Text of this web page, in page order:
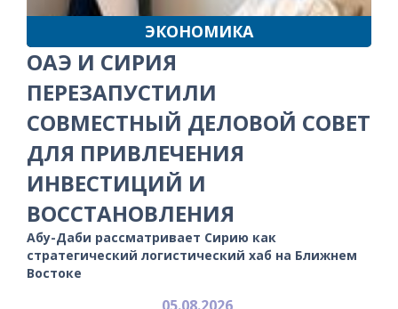
ЭКОНОМИКА
ОАЭ И СИРИЯ
ПЕРЕЗАПУСТИЛИ
СОВМЕСТНЫЙ ДЕЛОВОЙ СОВЕТ
ДЛЯ ПРИВЛЕЧЕНИЯ
ИНВЕСТИЦИЙ И
ВОССТАНОВЛЕНИЯ
Абу-Даби рассматривает Сирию как
стратегический логистический хаб на Ближнем
Востоке